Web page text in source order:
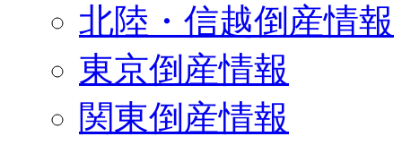
北陸・信越倒産情報
東京倒産情報
関東倒産情報